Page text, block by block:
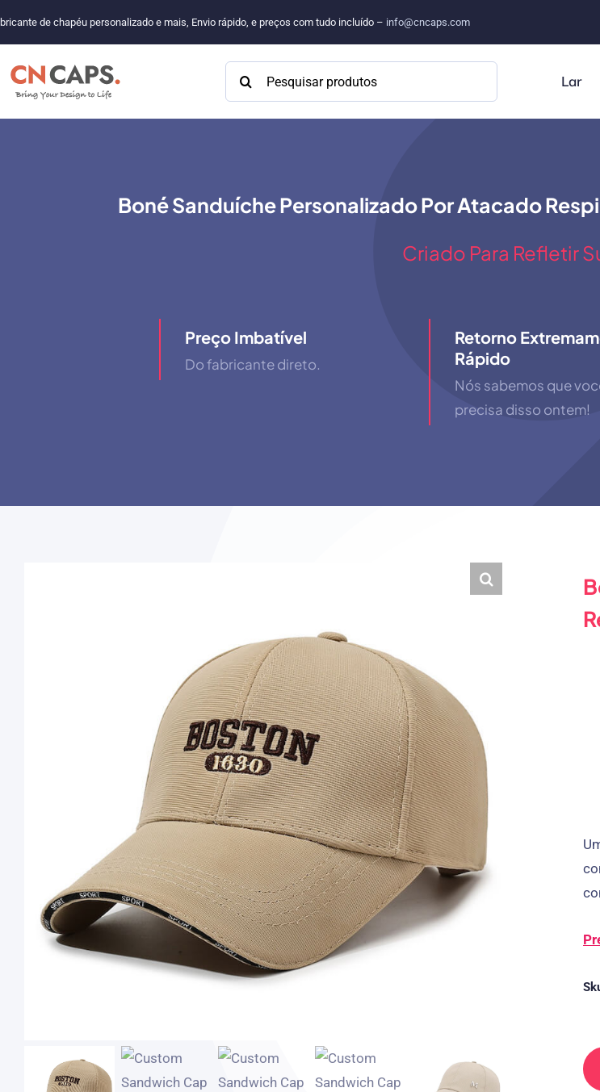
conteúdo
de chapéu personalizado e mais, Envio rápido, e preços com tudo incluído – info@cncaps.com
Procurar: Lar
Boné Sanduíche Personalizado Por Atacado
Criado Para Refletir
Preço Imbatível
Do fabricante direto.
Retorno
Rápido
Nós sabemos que
precisa disso ontem!